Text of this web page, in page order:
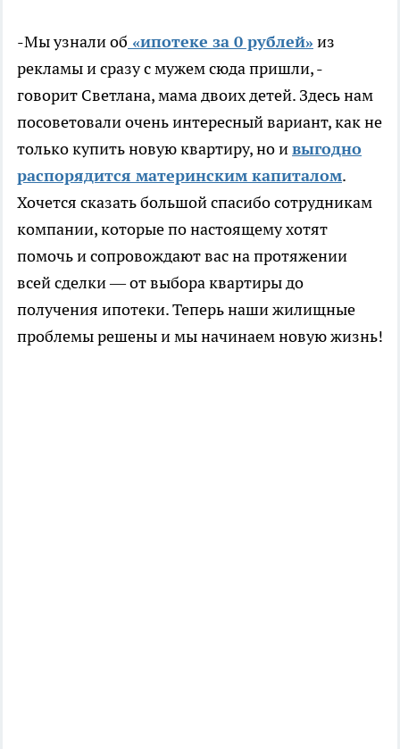
-Мы узнали об «ипотеке за 0 рублей» из
рекламы и сразу с мужем сюда пришли, -
говорит Светлана, мама двоих детей. Здесь нам
посоветовали очень интересный вариант, как не
только купить новую квартиру, но ивыгодно
распорядится материнским капиталом.
Хочется сказать большой спасибо сотрудникам
компании, которые по настоящему хотят
помочь и сопровождают вас на протяжении
всей сделки — от выбора квартиры до
получения ипотеки. Теперь наши жилищные
проблемы решены и мы начинаем новую жизнь!